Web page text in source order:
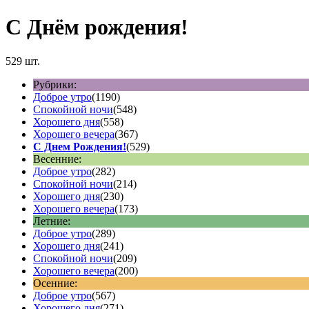
С Днём рождения!
529 шт.
Рубрики:
Доброе утро(1190)
Спокойной ночи(548)
Хорошего дня(558)
Хорошего вечера(367)
С Днем Рождения!(529)
Весенние:
Доброе утро(282)
Спокойной ночи(214)
Хорошего дня(230)
Хорошего вечера(173)
Летние:
Доброе утро(289)
Хорошего дня(241)
Спокойной ночи(209)
Хорошего вечера(200)
Осенние:
Доброе утро(567)